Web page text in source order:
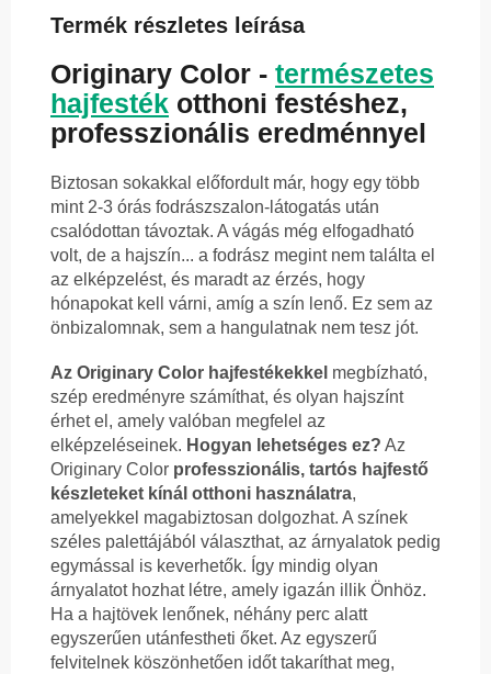
Termék részletes leírása
Originary Color - természetes
hajfesték otthoni festéshez,
professzionális eredménnyel
Biztosan sokakkal előfordult már, hogy egy több
mint 2-3 órás fodrászszalon-látogatás után
csalódottan távoztak. A vágás még elfogadható
volt, de a hajszín... a fodrász megint nem találta el
az elképzelést, és maradt az érzés, hogy
hónapokat kell várni, amíg a szín lenő. Ez sem az
önbizalomnak, sem a hangulatnak nem tesz jót.
Az Originary Color hajfestékekkel megbízható,
szép eredményre számíthat, és olyan hajszínt
érhet el, amely valóban megfelel az
elképzeléseinek. Hogyan lehetséges ez? Az
Originary Color professzionális, tartós hajfestő
készleteket kínál otthoni használatra,
amelyekkel magabiztosan dolgozhat. A színek
széles palettájából választhat, az árnyalatok pedig
egymással is keverhetők. Így mindig olyan
árnyalatot hozhat létre, amely igazán illik Önhöz.
Ha a hajtövek lenőnek, néhány perc alatt
egyszerűen utánfestheti őket. Az egyszerű
felvitelnek köszönhetően időt takaríthat meg,